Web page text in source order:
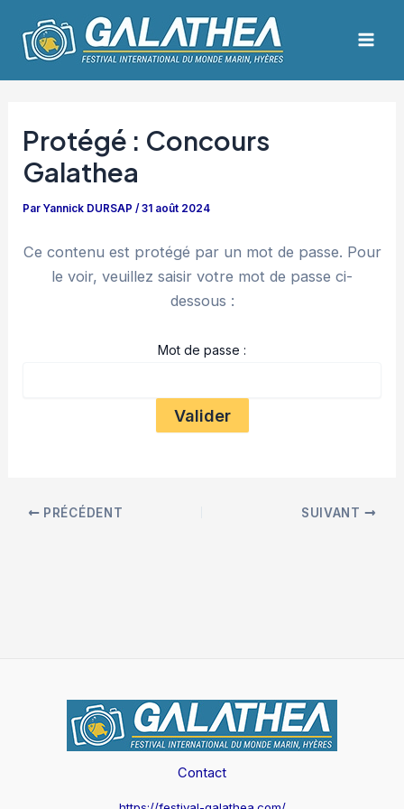
contenu
Protégé : Concours
Galathea
ParYannick DURSAP/31 août 2024
Ce contenu est protégé par un mot de passe. Pour
le voir, veuillez saisir votre mot de passe ci-
dessous :
Mot de passe :
des
articles
PRÉCÉDENT SUIVANT
Contact